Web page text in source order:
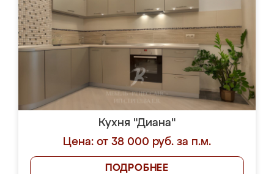
Кухня "Диана"
Цена: от 38 000 руб. за п.м.
ПОДРОБНЕЕ